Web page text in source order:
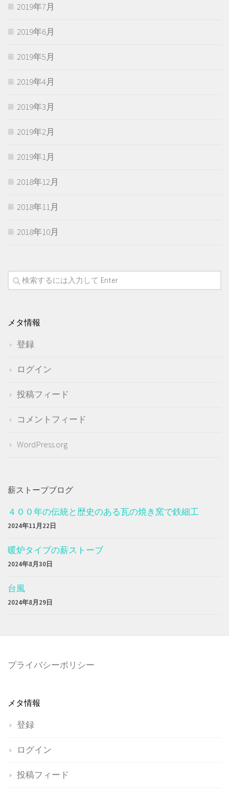
2019年7月
2019年6月
2019年5月
2019年4月
2019年3月
2019年2月
2019年1月
2018年12月
2018年11月
2018年10月
メタ情報
登録
ログイン
投稿フィード
コメントフィード
WordPress.org
薪ストーブブログ
４００年の伝統と歴史のある瓦の焼き窯で鉄細工
2024年11月22日
暖炉タイプの薪ストーブ
2024年8月30日
台風
2024年8月29日
プライバシーポリシー
メタ情報
登録
ログイン
投稿フィード